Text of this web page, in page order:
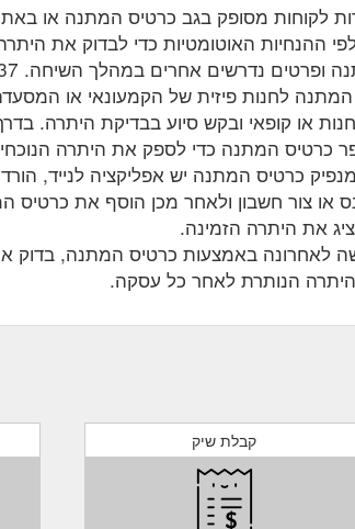
לקוחות מסופק בגב כרטיס המתנה או
ההנחיות האוטומטיות כדי לבדוק את היתרה.
נדרשים אחרים במהלך השיחה. 1508493337
לחנות פיזית של הקמעונאי או
או קופאי ובקש סיוע בבדיקת היתרה.
כרטיס המתנה כדי לספק את היתרה
כרטיס המתנה יש אפליקציה לנייד,
או צור חשבון ולאחר מכן הוסף את כרטיס
את היתרה הזמינה.
לאחרונה באמצעות כרטיס המתנה, בדוק
הנותרת לאחר כל עסקה.
קבלת שיק